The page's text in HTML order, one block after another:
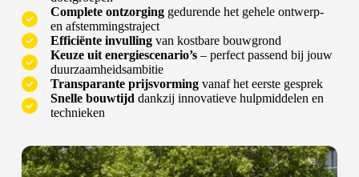
Complete ontzorginggedurende het gehele ontwerp-
en afstemmingstraject
Efficiënte invullingvan kostbare bouwgrond
Keuze uit energiescenario’s– perfect passend bij jouw
duurzaamheidsambitie
Transparante prijsvormingvanaf het eerste gesprek
Snelle bouwtijd dankzij innovatieve hulpmiddelen en
technieken